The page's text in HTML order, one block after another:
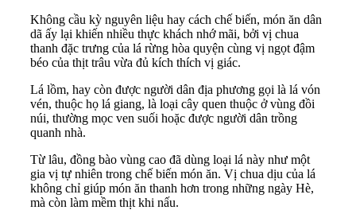
Không cầu kỳ nguyên liệu hay cách chế biến, món ăn dân
dã ấy lại khiến nhiều thực khách nhớ mãi, bởi vị chua
thanh đặc trưng của lá rừng hòa quyện cùng vị ngọt đậm
béo của thịt trâu vừa đủ kích thích vị giác.
Lá lồm, hay còn được người dân địa phương gọi là lá vón
vén, thuộc họ lá giang, là loại cây quen thuộc ở vùng đồi
núi, thường mọc ven suối hoặc được người dân trồng
quanh nhà.
Từ lâu, đồng bào vùng cao đã dùng loại lá này như một
gia vị tự nhiên trong chế biến món ăn. Vị chua dịu của lá
không chỉ giúp món ăn thanh hơn trong những ngày Hè,
mà còn làm mềm thịt khi nấu.